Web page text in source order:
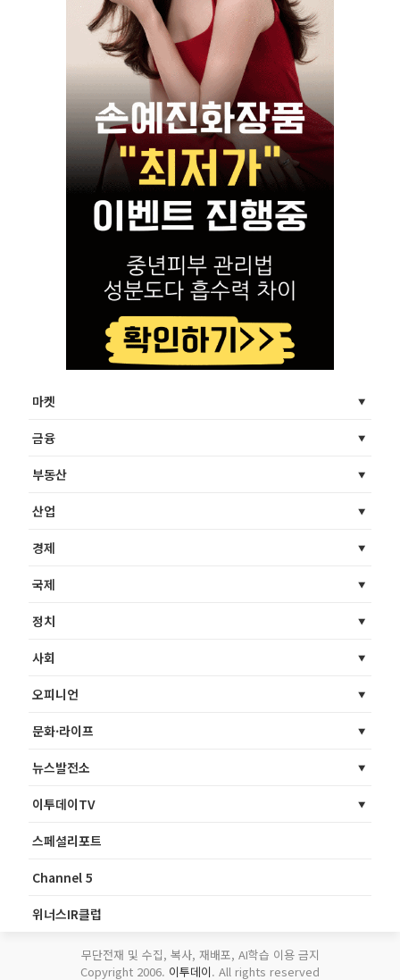
마켓
금융
부동산
산업
경제
국제
정치
사회
오피니언
문화·라이프
뉴스발전소
이투데이TV
스페셜리포트
Channel 5
위너스IR클럽
무단전재 및 수집, 복사, 재배포, AI학습 이용 금지
Copyright 2006. 이투데이. All rights reserved